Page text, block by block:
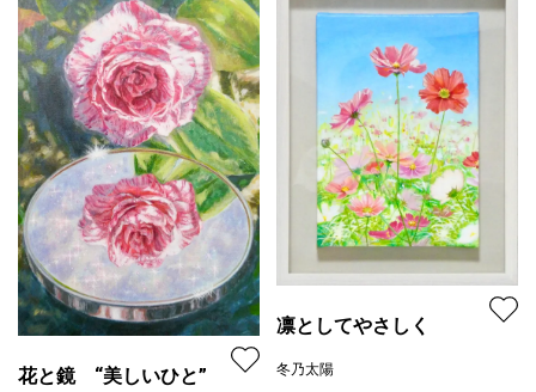
花と鏡 “美しいひと”
凛としてやさしく
冬乃太陽